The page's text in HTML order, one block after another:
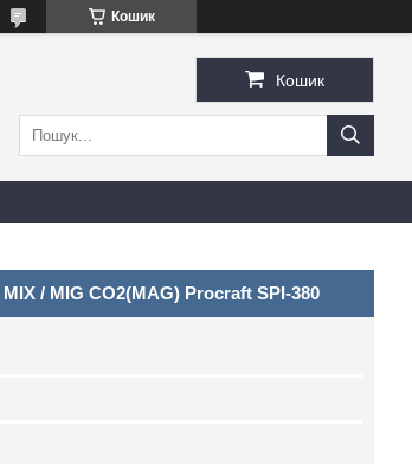
Кошик
Кошик
/ MIG CO2(MAG) Procraft SPI-380